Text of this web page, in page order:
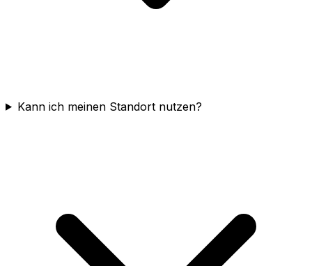
Kann ich meinen Standort nutzen?